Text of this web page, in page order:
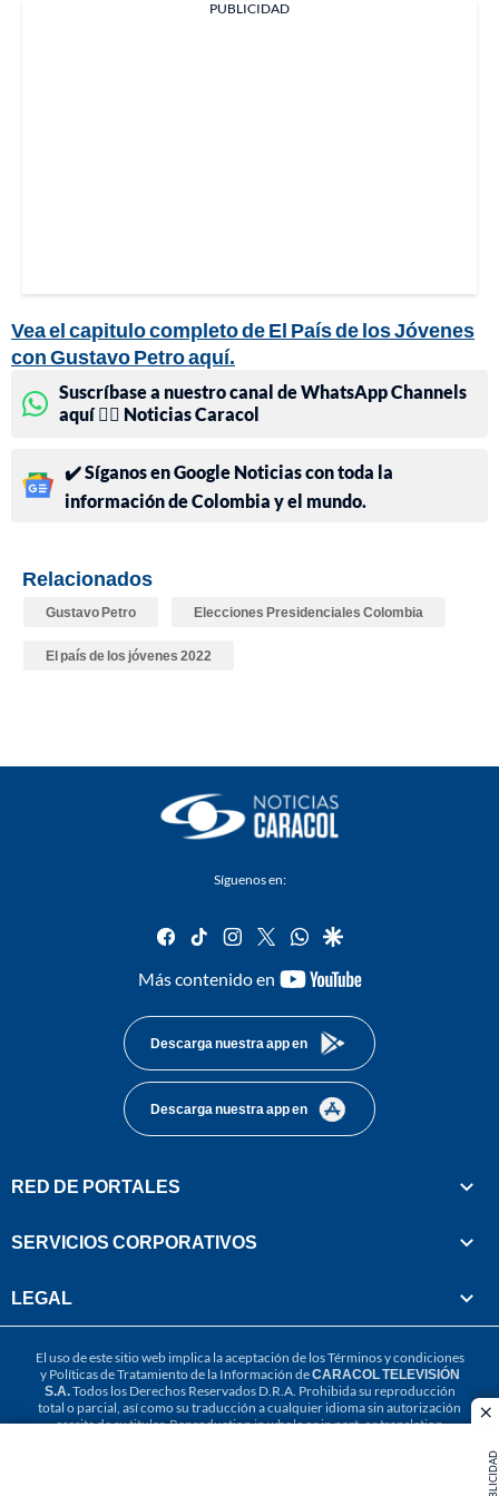
PUBLICIDAD
PUBLICIDAD
Vea el capitulo completo de El País de los Jóvenes
con Gustavo Petro aquí.
Suscríbase a nuestro canal de WhatsApp Channels
aquí 👉🏻 Noticias Caracol
✔️ Síganos en Google Noticias con toda la
información de Colombia y el mundo.
Relacionados
Gustavo Petro Elecciones Presidenciales Colombia
El país de los jóvenes 2022
Síguenos en:
facebook
tiktok instagram
twitterwhatsapp
google
Más contenido en
youtube-
Descarga nuestra app en
Descarga nuestra app en
RED DE PORTALES
SERVICIOS CORPORATIVOS
LEGAL
El uso de este sitio web implica la aceptación de losTérminos y condiciones
y Políticas de Tratamiento de la Información deCARACOL TELEVISIÓN
S.A.Todos los Derechos Reservados D.R.A. Prohibida su reproducción
total o parcial, así como su traducción a cualquier idioma sin autorización
escrita de su titular. Reproduction in whole or in part, or translation